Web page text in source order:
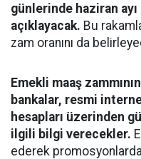
günlerinde haziran ayı
açıklayacak. Bu
zam oranını da
Emekli maaş
bankalar, resmi
hesapları üzerinden
ilgili bilgi verecekler.
ederek